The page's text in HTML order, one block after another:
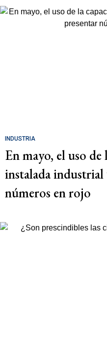
INDUSTRIA
En mayo, el uso de
instalada
números en rojo